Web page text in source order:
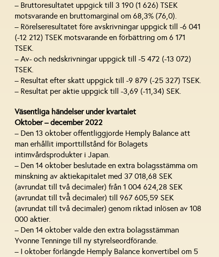
– Bruttoresultatet uppgick till 3 190 (1 626) TSEK
motsvarande en bruttomarginal om 68,3% (76,0).
– Rörelseresultatet före avskrivningar uppgick till -6 041
(-12 212) TSEK motsvarande en förbättring om 6 171
TSEK.
– Av- och nedskrivningar uppgick till -5 472 (-13 072)
TSEK.
– Resultat efter skatt uppgick till -9 879 (-25 327) TSEK.
– Resultat per aktie uppgick till -3,69 (-11,34) SEK.
Väsentliga händelser under kvartalet
Oktober – december 2022
– Den 13 oktober offentliggjorde Hemply Balance att
man erhållit importtillstånd för Bolagets
intimvårdsprodukter i Japan.
– Den 14 oktober beslutade en extra bolagsstämma om
minskning av aktiekapitalet med 37 018,68 SEK
(avrundat till två decimaler) från 1 004 624,28 SEK
(avrundat till två̊ decimaler) till 967 605,59 SEK
(avrundat till två decimaler) genom riktad inlösen av 108
000 aktier.
– Den 14 oktober valde den extra bolagsstämman
Yvonne Tenninge till ny styrelseordförande.
– I oktober förlängde Hemply Balance konvertibel om 5